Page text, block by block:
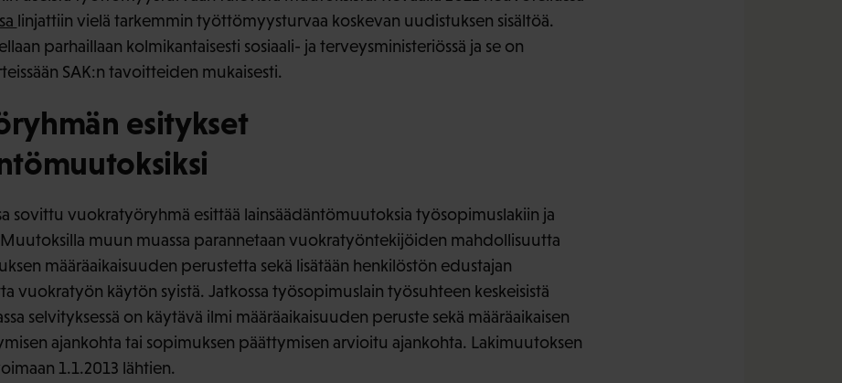
linjattiin vielä tarkemmin työttömyysturvaa koskevan uudistuksen sisältöä.
parhaillaan kolmikantaisesti sosiaali- ja terveysministeriössä ja se on
SAK:n tavoitteiden mukaisesti.
esitykset
sovittu vuokratyöryhmä esittää lainsäädäntömuutoksia työsopimuslakiin ja
muun muassa parannetaan vuokratyöntekijöiden mahdollisuutta
määräaikaisuuden perustetta sekä lisätään henkilöstön edustajan
vuokratyön käytön syistä. Jatkossa työsopimuslain työsuhteen keskeisistä
selvityksessä on käytävä ilmi määräaikaisuuden peruste sekä määräaikaisen
ajankohta tai sopimuksen päättymisen arvioitu ajankohta. Lakimuutoksen
1.1.2013 lähtien.